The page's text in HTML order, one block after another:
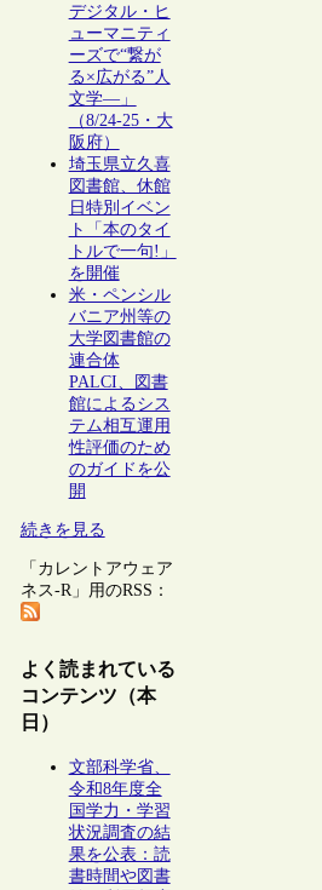
デジタル・ヒ
ューマニティ
ーズで“繋が
る×広がる”人
文学―」
（8/24-25・大
阪府）
埼玉県立久喜
図書館、休館
日特別イベン
ト「本のタイ
トルで一句!」
を開催
米・ペンシル
バニア州等の
大学図書館の
連合体
PALCI、図書
館によるシス
テム相互運用
性評価のため
のガイドを公
開
続きを見る
「カレントアウェア
ネス-R」用のRSS：
よく読まれている
コンテンツ（本
日）
文部科学省、
令和8年度全
国学力・学習
状況調査の結
果を公表：読
書時間や図書